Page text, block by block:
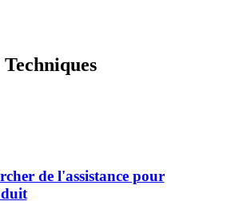
de l'assistance pour